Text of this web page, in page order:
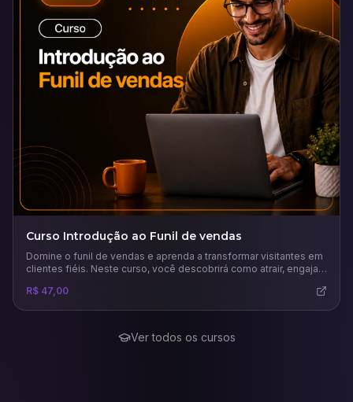
Curso Introdução ao Funil de vendas
Domine o funil de vendas e aprenda a transformar visitantes em
clientes fiéis. Neste curso, você descobrirá como atrair, engajar
tráfego pago e análise de métricas para maximizar resultados
R$ 47,00
Ver todos os cursos